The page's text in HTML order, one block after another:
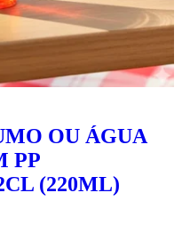
OU ÁGUA
PP
(220ML)